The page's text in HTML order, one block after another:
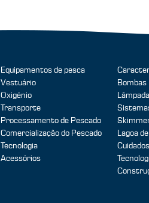
Equipamentos de pesca
Vestuário
Oxigénio
Transporte
Processamento de Pescado
Comercialização do Pescado
Tecnologia
Acessórios
Bombas
Lagoa